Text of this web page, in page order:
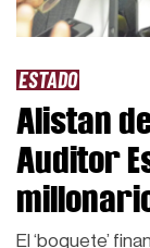
ESTADO
Alistan
Auditor
El ‘boquete’